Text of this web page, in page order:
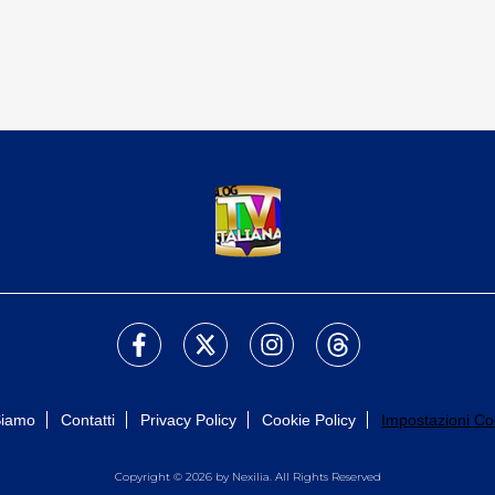
Contatti Privacy Policy Cookie Policy Impostazioni
Copyright © 2026 by Nexilia. All Rights Reserved